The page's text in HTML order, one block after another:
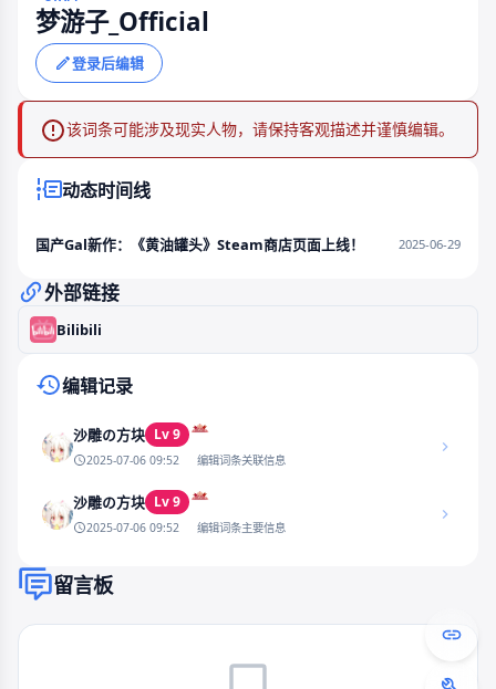
梦游子_Official
登录后编辑
该词条可能涉及现实人物，请保持客观描述并谨慎编辑。
动态时间线
国产Gal新作：《黄油罐头》Steam商店页面上线！ 2025-06-29
留言板
外部链接
Bilibili
编辑记录
沙雕の方块 Lv 9
2025-07-06 09:52 编辑词条关联信息
沙雕の方块 Lv 9
2025-07-06 09:52 编辑词条主要信息